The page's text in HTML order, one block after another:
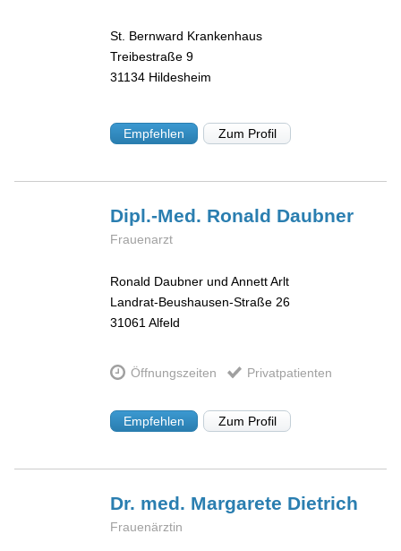
St. Bernward Krankenhaus
Treibestraße 9
31134 Hildesheim
Empfehlen Zum Profil
Dipl.-Med. Ronald Daubner
Frauenarzt
Ronald Daubner und Annett Arlt
Landrat-Beushausen-Straße 26
31061 Alfeld
Öffnungszeiten Privatpatienten
Empfehlen Zum Profil
Dr. med. Margarete Dietrich
Frauenärztin